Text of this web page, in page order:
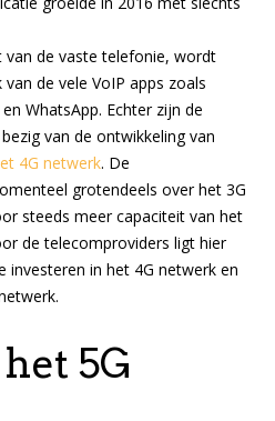
de vaste telefonie, wordt
de vele VoIP apps zoals
WhatsApp. Echter zijn de
van de ontwikkeling van
4G netwerk. De
grotendeels over het 3G
steeds meer capaciteit van het
de telecomproviders ligt hier
in het 4G netwerk en
5G